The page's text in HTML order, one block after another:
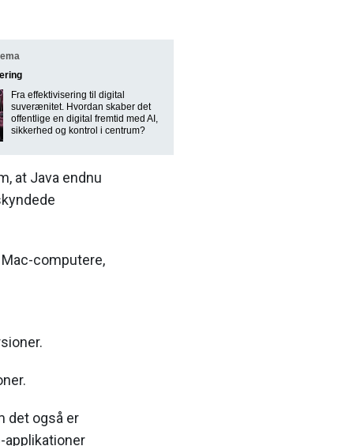
Fra effektivisering til digital
suverænitet. Hvordan skaber det
offentlige en digital fremtid med AI,
sikkerhed og kontrol i centrum?
at Java endnu
computere,
det også er
applikationer